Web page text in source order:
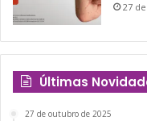
27
Últimas
27 de outubro de 2025